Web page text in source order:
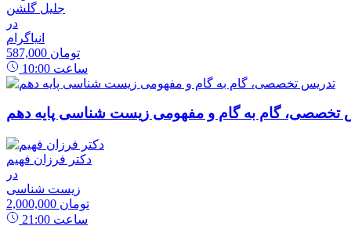
جلیل گلشن
در
انیاگرام
587,000 تومان
10:00 ساعت
تخصصی، گام به گام و مفهومی زیست شناسی پایه دهم
دکتر فرزان فهیم
در
زیست شناسی
2,000,000 تومان
21:00 ساعت